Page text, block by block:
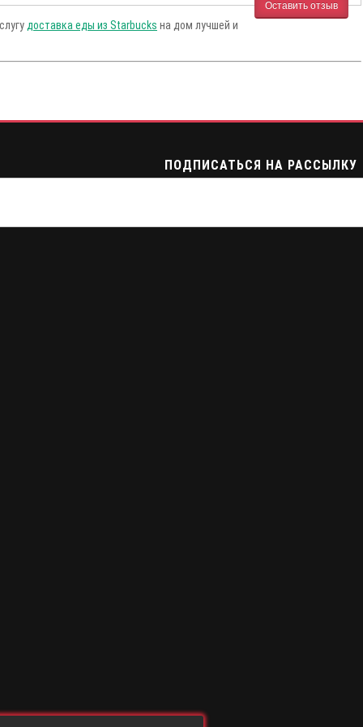
Оставить отзыв
доставка еды из Starbucks на дом лучшей и
ПОДПИСАТЬСЯ НА РАССЫЛКУ